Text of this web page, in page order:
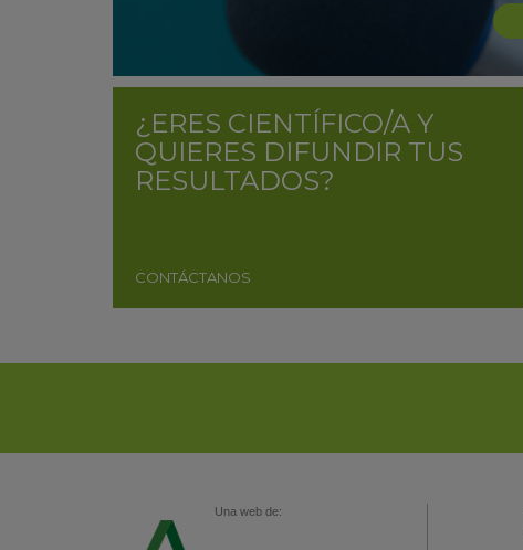
¿ERES CIENTÍFICO/A Y
QUIERES DIFUNDIR TUS
RESULTADOS?
CONTÁCTANOS
Una web de: